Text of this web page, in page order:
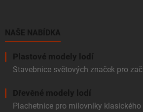
NAŠE NABÍDKA
Plastové modely lodí
Stavebnice světových značek pro
Dřevěné modely lodí
Plachetnice pro milovníky klasického